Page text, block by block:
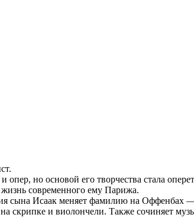
но основой его творчества стала
жизнь современного ему Парижа.
сына Исаак меняет фамилию на Оффенбах —
и виолончели. Также сочиняет